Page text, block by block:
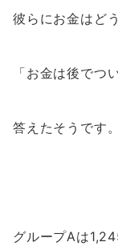
彼らにお金はど
「お金は後でつ
答えたそうです。
グループAは